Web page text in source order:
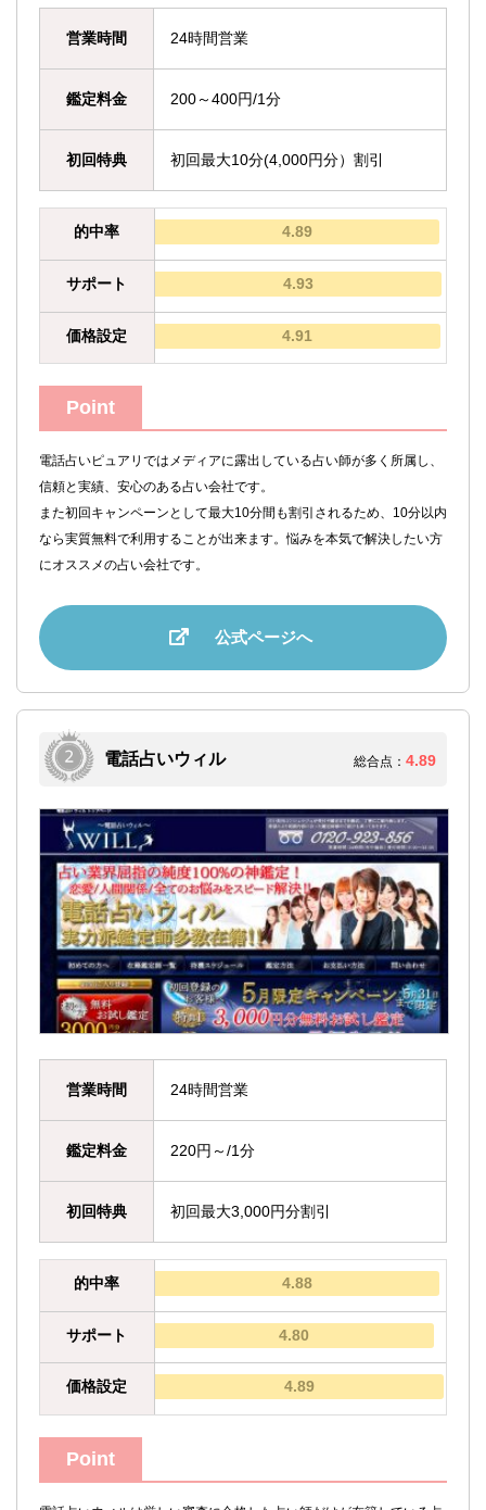
営業時間 24時間営業
鑑定料金 200～400円/1分
初回特典 初回最大10分(4,000円分）割引
的中率 4.89
サポート 4.93
価格設定 4.91
Point
電話占いピュアリではメディアに露出している占い師が多く所属し、
信頼と実績、安心のある占い会社です。
また初回キャンペーンとして最大10分間も割引されるため、10分以内
なら実質無料で利用することが出来ます。悩みを本気で解決したい方
にオススメの占い会社です。
公式ページへ
電話占いウィル 総合点： 4.89
営業時間 24時間営業
鑑定料金 220円～/1分
初回特典 初回最大3,000円分割引
的中率 4.88
サポート 4.80
価格設定 4.89
Point